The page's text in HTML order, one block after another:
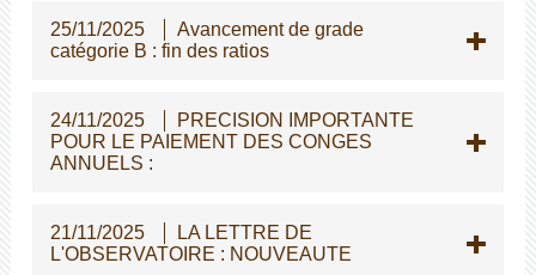
25/11/2025
Avancement de grade
catégorie B : fin des ratios
24/11/2025
PRECISION IMPORTANTE
POUR LE PAIEMENT DES CONGES
ANNUELS :
21/11/2025
LA LETTRE DE
L'OBSERVATOIRE : NOUVEAUTE